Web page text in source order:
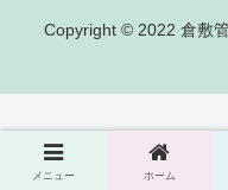
Copyright © 2022 倉敷
メニュー ホーム